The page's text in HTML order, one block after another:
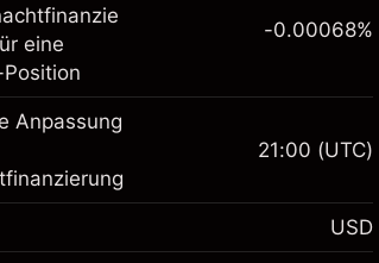
Ihre Investition
der
-0.02154
eine
-0.00068%
Anpassung
21:00 (UTC)
USD